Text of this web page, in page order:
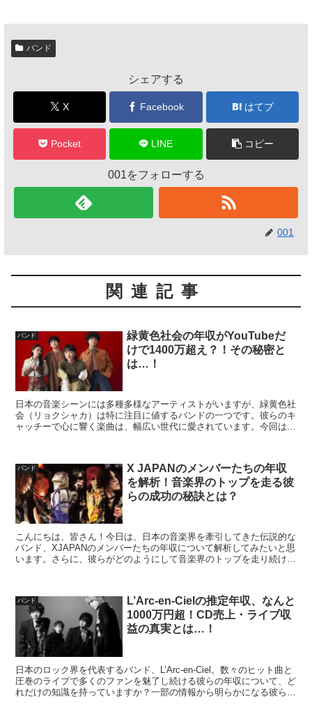
バンド
シェアする
X Facebook はてブ
Pocket LINE コピー
001をフォローする
001
関連記事
バンド
緑黄色社会の年収がYouTubeだ
けで1400万超え？！その秘密と
は…！
日本の音楽シーンには多種多様なアーティストがいますが、緑黄色社
会（リョクシャカ）は特に注目に値するバンドの一つです。彼らのキ
ャッチーで心に響く楽曲は、幅広い世代に愛されています。今回は彼
バンド
X JAPANのメンバーたちの年収
を解析！音楽界のトップを走る彼
らの成功の秘訣とは？
こんにちは、皆さん！今日は、日本の音楽界を牽引してきた伝説的な
バンド、XJAPANのメンバーたちの年収について解析してみたいと思
います。さらに、彼らがどのようにして音楽界のトップを走り続ける
バンド
L’Arc-en-Cielの推定年収、なんと
1000万円超！CD売上・ライブ収
益の真実とは…！
日本のロック界を代表するバンド、L’Arc-en-Ciel。数々のヒット曲と
圧巻のライブで多くのファンを魅了し続ける彼らの年収について、ど
れだけの知識を持っていますか？一部の情報から明らかになる彼らの